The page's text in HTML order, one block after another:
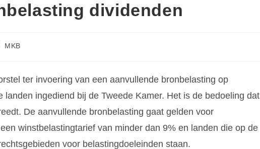
dividenden
MKB
ter invoering van een aanvullende bronbelasting op
ingediend bij de Tweede Kamer. Het is de bedoeling dat
De aanvullende bronbelasting gaat gelden voor
winstbelastingtarief van minder dan 9% en landen die op de
voor belastingdoeleinden staan.